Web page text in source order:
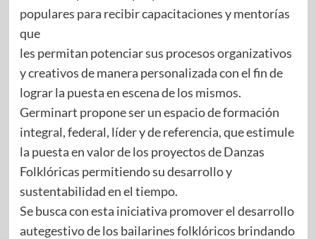
populares para recibir capacitaciones y mentorías
que
les permitan potenciar sus procesos organizativos
y creativos de manera personalizada con el fin de
lograr la puesta en escena de los mismos.
Germinart propone ser un espacio de formación
integral, federal, líder y de referencia, que estimule
la puesta en valor de los proyectos de Danzas
Folklóricas permitiendo su desarrollo y
sustentabilidad en el tiempo.
Se busca con esta iniciativa promover el desarrollo
autegestivo de los bailarines folklóricos brindando